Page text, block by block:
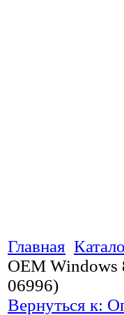
Главная
OEM Windows
06996)
Вернуться к: